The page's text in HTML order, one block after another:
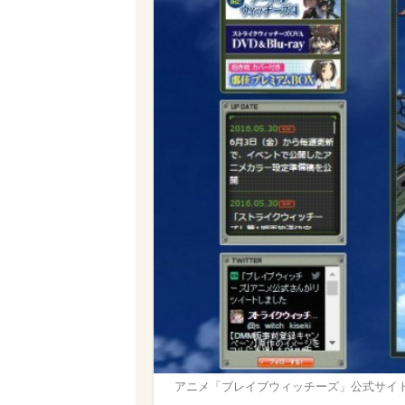
アニメ「ブレイブウィッチーズ」公式サイ